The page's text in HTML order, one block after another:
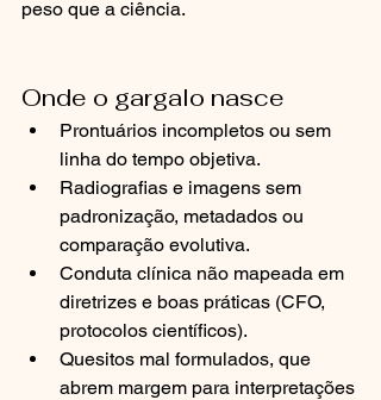
peso que a ciência.
Onde o gargalo nasce
Prontuários incompletos ou sem
linha do tempo objetiva.
Radiografias e imagens sem
padronização, metadados ou
comparação evolutiva.
Conduta clínica não mapeada em
diretrizes e boas práticas (CFO,
protocolos científicos).
Quesitos mal formulados, que
abrem margem para interpretações